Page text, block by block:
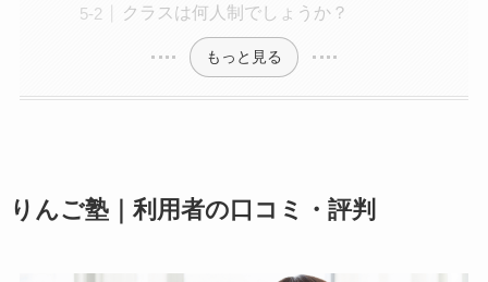
クラスは何人制でしょうか？
もっと見る
りんご塾｜利用者の口コミ・評判